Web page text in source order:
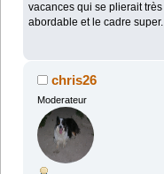
vacances qui se plierait
abordable et le cadre super.
chris26
Moderateur